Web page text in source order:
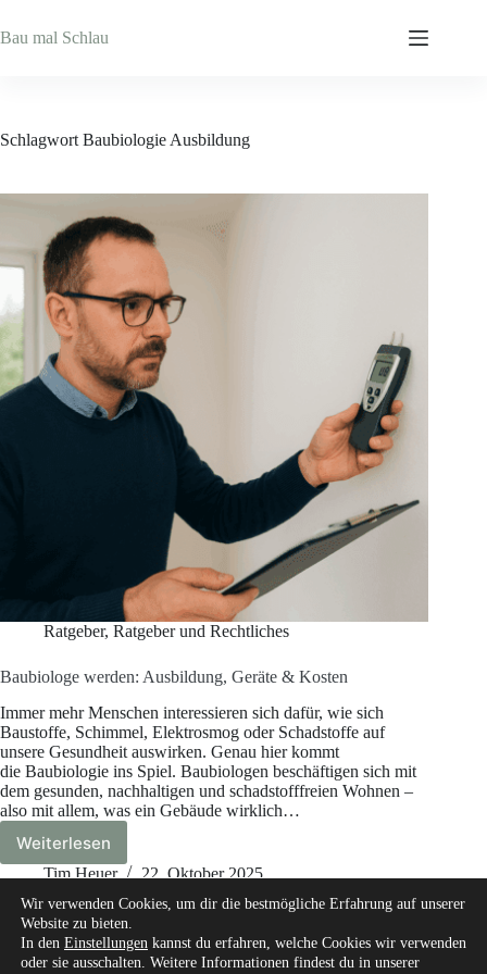
Inhalt
springen
Bau mal Schlau
Schlagwort Baubiologie Ausbildung
Ratgeber, Ratgeber und Rechtliches
Baubiologe werden: Ausbildung, Geräte & Kosten
Immer mehr Menschen interessieren sich dafür, wie sich
Baustoffe, Schimmel, Elektrosmog oder Schadstoffe auf
unsere Gesundheit auswirken. Genau hier kommt
die Baubiologie ins Spiel. Baubiologen beschäftigen sich mit
dem gesunden, nachhaltigen und schadstofffreien Wohnen –
also mit allem, was ein Gebäude wirklich…
Weiterlesen
Baubiologe
werden:
Geräte
&
Kosten
Tim Heuer 22. Oktober 2025
Wir verwenden Cookies, um dir die bestmögliche Erfahrung auf unserer
Website zu bieten.
In den Einstellungen kannst du erfahren, welche Cookies wir verwenden
oder sie ausschalten. Weitere Informationen findest du in unserer